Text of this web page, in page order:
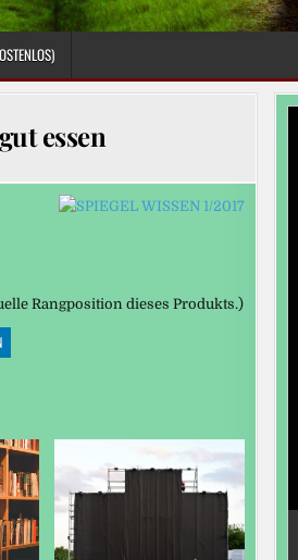
essen
Rangposition dieses Produkts.)